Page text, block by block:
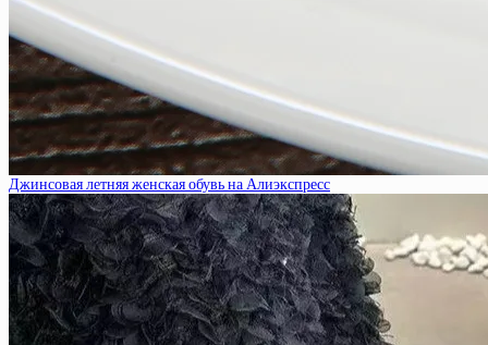
Джинсовая летняя женская обувь на Алиэкспресс